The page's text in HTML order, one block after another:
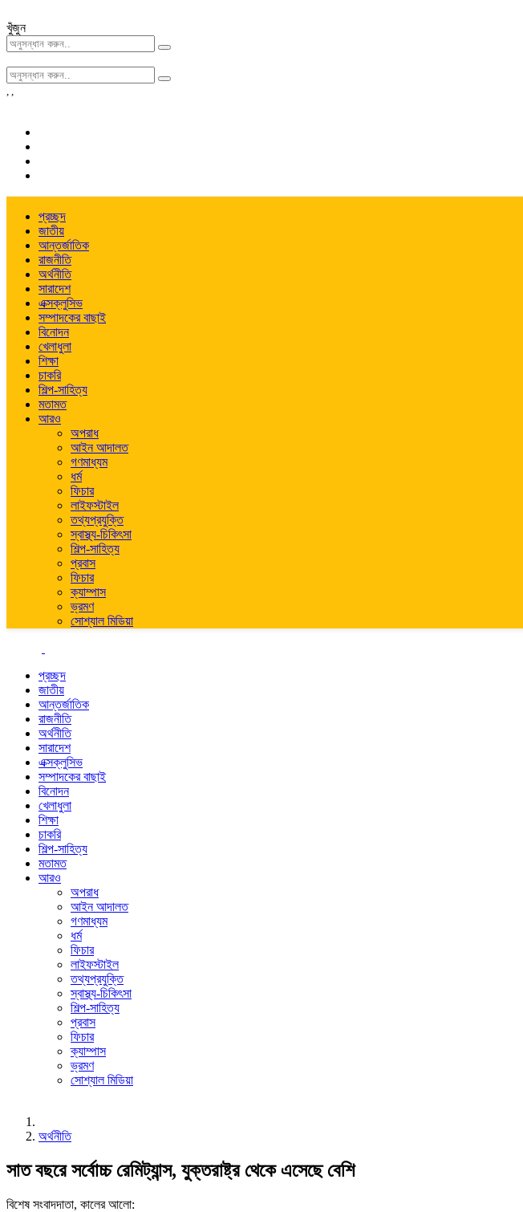
খুঁজুন
, ,
প্রচ্ছদ
জাতীয়
আন্তর্জাতিক
রাজনীতি
অর্থনীতি
সারাদেশ
এক্সক্লুসিভ
সম্পাদকের বাছাই
বিনোদন
খেলাধুলা
শিক্ষা
চাকরি
শিল্প-সাহিত্য
মতামত
আরও
অপরাধ
আইন আদালত
গণমাধ্যম
ধর্ম
ফিচার
লাইফস্টাইল
তথ্যপ্রযুক্তি
স্বাস্থ্য-চিকিৎসা
শিল্প-সাহিত্য
প্রবাস
ফিচার
ক্যাম্পাস
ভ্রমণ
সোশ্যাল মিডিয়া
প্রচ্ছদ
জাতীয়
আন্তর্জাতিক
রাজনীতি
অর্থনীতি
সারাদেশ
এক্সক্লুসিভ
সম্পাদকের বাছাই
বিনোদন
খেলাধুলা
শিক্ষা
চাকরি
শিল্প-সাহিত্য
মতামত
আরও
অপরাধ
আইন আদালত
গণমাধ্যম
ধর্ম
ফিচার
লাইফস্টাইল
তথ্যপ্রযুক্তি
স্বাস্থ্য-চিকিৎসা
শিল্প-সাহিত্য
প্রবাস
ফিচার
ক্যাম্পাস
ভ্রমণ
সোশ্যাল মিডিয়া
অর্থনীতি
সাত বছরে সর্বোচ্চ রেমিট্যান্স, যুক্তরাষ্ট্র থেকে এসেছে বেশি
বিশেষ সংবাদদাতা, কালের আলো: